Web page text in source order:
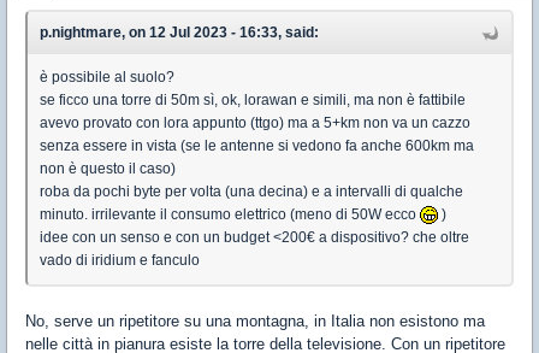
p.nightmare, on 12 Jul 2023 - 16:33, said:
è possibile al suolo?
se ficco una torre di 50m sì, ok, lorawan e simili, ma non è fattibile
avevo provato con lora appunto (ttgo) ma a 5+km non va un cazzo
senza essere in vista (se le antenne si vedono fa anche 600km ma
non è questo il caso)
roba da pochi byte per volta (una decina) e a intervalli di qualche
minuto. irrilevante il consumo elettrico (meno di 50W ecco
)
idee con un senso e con un budget <200€ a dispositivo? che oltre
vado di iridium e fanculo
No, serve un ripetitore su una montagna, in Italia non esistono ma
nelle città in pianura esiste la torre della televisione. Con un ripetitore